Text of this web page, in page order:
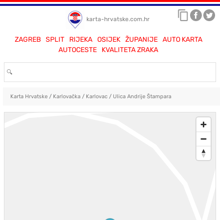
karta-hrvatske.com.hr
ZAGREB SPLIT RIJEKA OSIJEK ŽUPANIJE
AUTO KARTA
AUTOCESTE
KVALITETA ZRAKA
Karta Hrvatske/ Karlovačka/ Karlovac/ Ulica Andrije Štampara